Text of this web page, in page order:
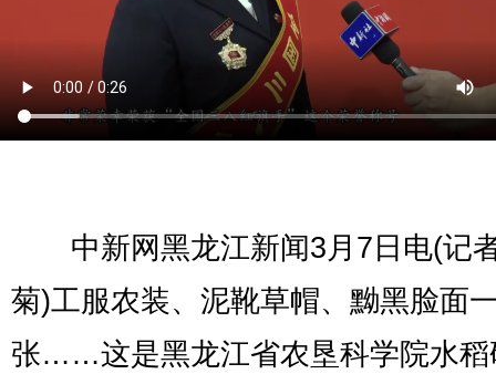
中新网黑龙江新闻3月7日电(记
菊)工服农装、泥靴草帽、黝黑脸面
张……这是黑龙江省农垦科学院水稻